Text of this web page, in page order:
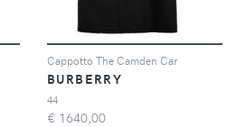
Cappotto The Camden Car
BURBERRY
44
€ 1640,00